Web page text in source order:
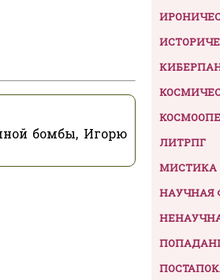
бомбы, Игорю
ЛИТРПГ
МИСТИКА
НАУЧНАЯ